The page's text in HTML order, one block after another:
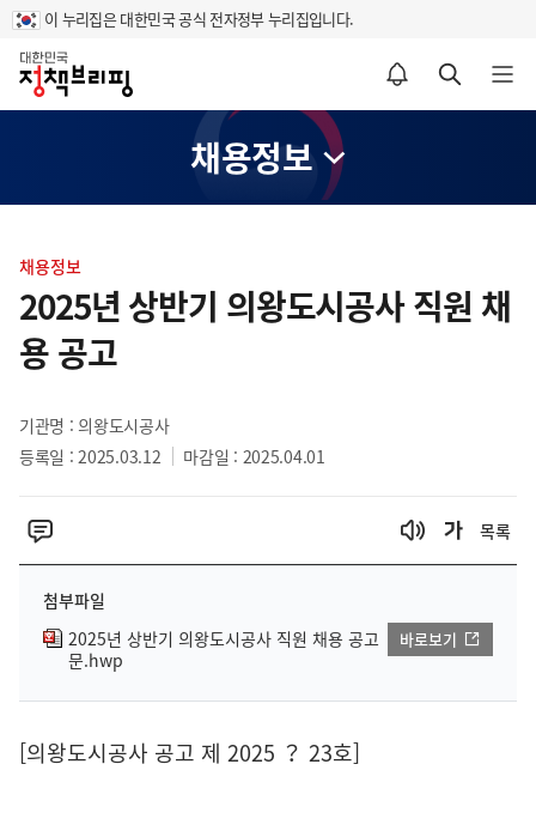
이 누리집은 대한민국 공식 전자정부 누리집입니다.
홈
알림설정 바로가기 검색 바로가기 메뉴 열기
채용정보
텐
츠
영
역
채용정보
2025년 상반기 의왕도시공사 직원 채
용 공고
기관명 : 의왕도시공사
등록일 : 2025.03.12
마감일 : 2025.04.01
목록
첨부파일
2025년 상반기 의왕도시공사 직원 채용 공고
문.hwp
바로보기
[의왕도시공사 공고 제 2025 ？ 23호]